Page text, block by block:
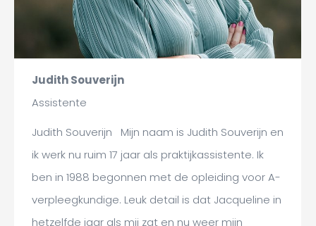
Judith Souverijn
Assistente
Judith Souverijn Mijn naam is Judith Souverijn en
ik werk nu ruim 17 jaar als praktijkassistente. Ik
ben in 1988 begonnen met de opleiding voor A-
verpleegkundige. Leuk detail is dat Jacqueline in
hetzelfde jaar als mij zat en nu weer mijn